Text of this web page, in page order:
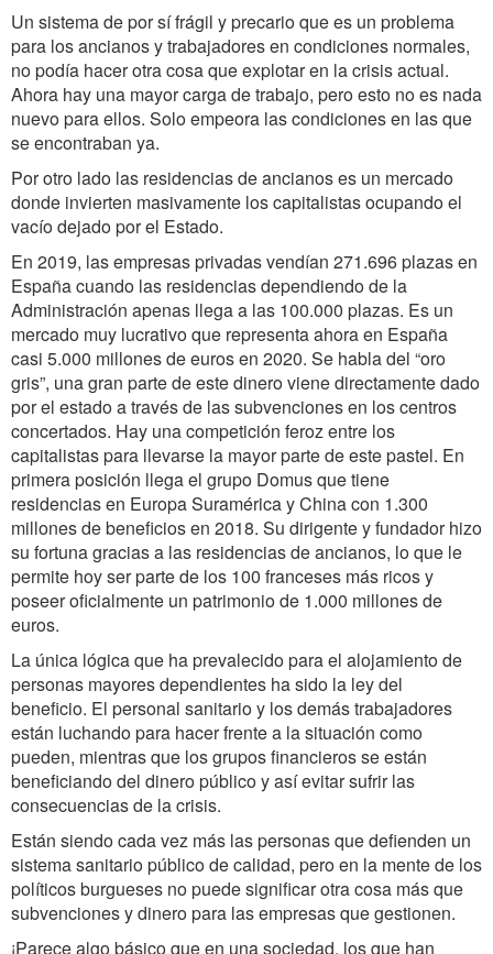
Un sistema de por sí frágil y precario que es un problema
para los ancianos y trabajadores en condiciones normales,
no podía hacer otra cosa que explotar en la crisis actual.
Ahora hay una mayor carga de trabajo, pero esto no es nada
nuevo para ellos. Solo empeora las condiciones en las que
se encontraban ya.
Por otro lado las residencias de ancianos es un mercado
donde invierten masivamente los capitalistas ocupando el
vacío dejado por el Estado.
En 2019, las empresas privadas vendían 271.696 plazas en
España cuando las residencias dependiendo de la
Administración apenas llega a las 100.000 plazas. Es un
mercado muy lucrativo que representa ahora en España
casi 5.000 millones de euros en 2020. Se habla del “oro
gris”, una gran parte de este dinero viene directamente dado
por el estado a través de las subvenciones en los centros
concertados. Hay una competición feroz entre los
capitalistas para llevarse la mayor parte de este pastel. En
primera posición llega el grupo Domus que tiene
residencias en Europa Suramérica y China con 1.300
millones de beneficios en 2018. Su dirigente y fundador hizo
su fortuna gracias a las residencias de ancianos, lo que le
permite hoy ser parte de los 100 franceses más ricos y
poseer oficialmente un patrimonio de 1.000 millones de
euros.
La única lógica que ha prevalecido para el alojamiento de
personas mayores dependientes ha sido la ley del
beneficio. El personal sanitario y los demás trabajadores
están luchando para hacer frente a la situación como
pueden, mientras que los grupos financieros se están
beneficiando del dinero público y así evitar sufrir las
consecuencias de la crisis.
Están siendo cada vez más las personas que defienden un
sistema sanitario público de calidad, pero en la mente de los
políticos burgueses no puede significar otra cosa más que
subvenciones y dinero para las empresas que gestionen.
¡Parece algo básico que en una sociedad, los que han